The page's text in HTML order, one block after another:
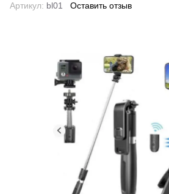
Артикул: bl01 Оставить отзыв